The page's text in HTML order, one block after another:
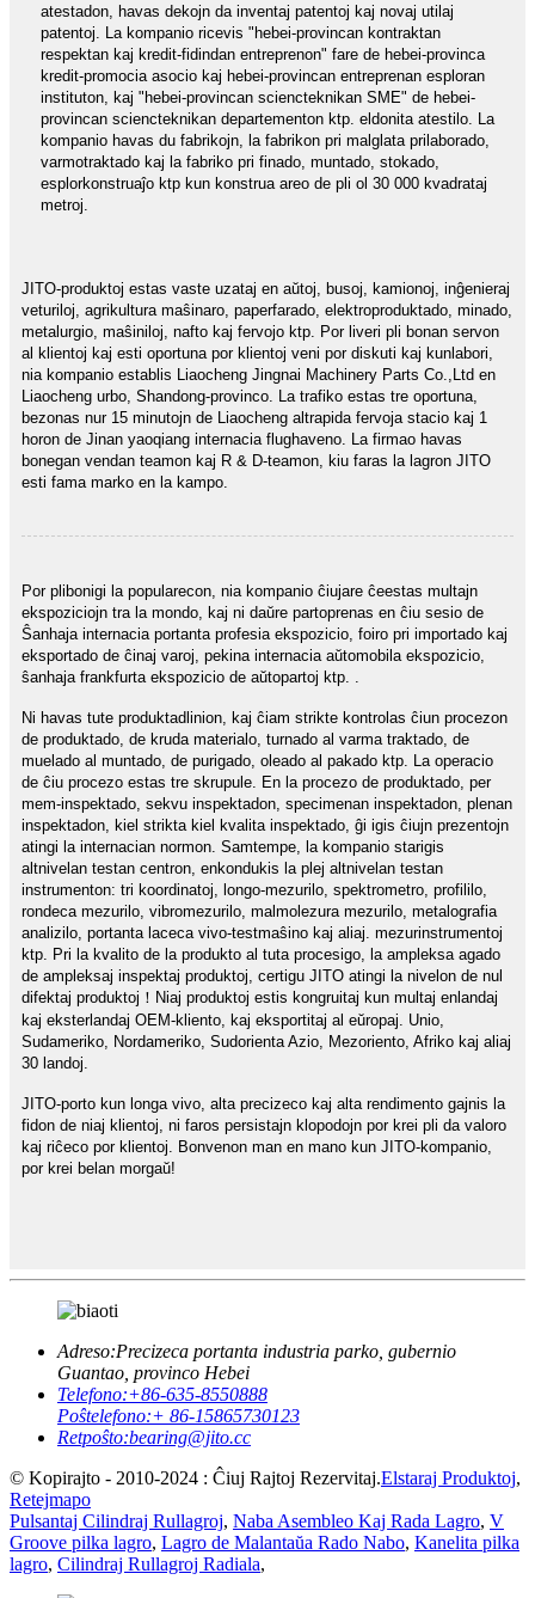
atestadon, havas dekojn da inventaj patentoj kaj novaj utilaj
patentoj. La kompanio ricevis "hebei-provincan kontraktan
respektan kaj kredit-fidindan entreprenon" fare de hebei-provinca
kredit-promocia asocio kaj hebei-provincan entreprenan esploran
instituton, kaj "hebei-provincan sciencteknikan SME" de hebei-
provincan sciencteknikan departementon ktp. eldonita atestilo. La
kompanio havas du fabrikojn, la fabrikon pri malglata prilaborado,
varmotraktado kaj la fabriko pri finado, muntado, stokado,
esplorkonstruaĵo ktp kun konstrua areo de pli ol 30 000 kvadrataj
metroj.
JITO-produktoj estas vaste uzataj en aŭtoj, busoj, kamionoj, inĝenieraj
veturiloj, agrikultura maŝinaro, paperfarado, elektroproduktado, minado,
metalurgio, maŝiniloj, nafto kaj fervojo ktp. Por liveri pli bonan servon
al klientoj kaj esti oportuna por klientoj veni por diskuti kaj kunlabori,
nia kompanio establis Liaocheng Jingnai Machinery Parts Co.,Ltd en
Liaocheng urbo, Shandong-provinco. La trafiko estas tre oportuna,
bezonas nur 15 minutojn de Liaocheng altrapida fervoja stacio kaj 1
horon de Jinan yaoqiang internacia flughaveno. La firmao havas
bonegan vendan teamon kaj R & D-teamon, kiu faras la lagron JITO
esti fama marko en la kampo.
Por plibonigi la popularecon, nia kompanio ĉiujare ĉeestas multajn
ekspoziciojn tra la mondo, kaj ni daŭre partoprenas en ĉiu sesio de
Ŝanhaja internacia portanta profesia ekspozicio, foiro pri importado kaj
eksportado de ĉinaj varoj, pekina internacia aŭtomobila ekspozicio,
ŝanhaja frankfurta ekspozicio de aŭtopartoj ktp. .
Ni havas tute produktadlinion, kaj ĉiam strikte kontrolas ĉiun procezon
de produktado, de kruda materialo, turnado al varma traktado, de
muelado al muntado, de purigado, oleado al pakado ktp. La operacio
de ĉiu procezo estas tre skrupule. En la procezo de produktado, per
mem-inspektado, sekvu inspektadon, specimenan inspektadon, plenan
inspektadon, kiel strikta kiel kvalita inspektado, ĝi igis ĉiujn prezentojn
atingi la internacian normon. Samtempe, la kompanio starigis
altnivelan testan centron, enkondukis la plej altnivelan testan
instrumenton: tri koordinatoj, longo-mezurilo, spektrometro, profililo,
rondeca mezurilo, vibromezurilo, malmolezura mezurilo, metalografia
analizilo, portanta laceca vivo-testmaŝino kaj aliaj. mezurinstrumentoj
ktp. Pri la kvalito de la produkto al tuta procesigo, la ampleksa agado
de ampleksaj inspektaj produktoj, certigu JITO atingi la nivelon de nul
difektaj produktoj！Niaj produktoj estis kongruitaj kun multaj enlandaj
kaj eksterlandaj OEM-kliento, kaj eksportitaj al eŭropaj. Unio,
Sudameriko, Nordameriko, Sudorienta Azio, Mezoriento, Afriko kaj aliaj
30 landoj.
JITO-porto kun longa vivo, alta precizeco kaj alta rendimento gajnis la
fidon de niaj klientoj, ni faros persistajn klopodojn por krei pli da valoro
kaj riĉeco por klientoj. Bonvenon man en mano kun JITO-kompanio,
por krei belan morgaŭ!
Adreso:Precizeca portanta industria parko, gubernio
Guantao, provinco Hebei
Telefono:+86-635-8550888
Poŝtelefono:+ 86-15865730123
Retpoŝto:bearing@jito.cc
© Kopirajto - 2010-2024 : Ĉiuj Rajtoj Rezervitaj.Elstaraj Produktoj,
Retejmapo
Pulsantaj Cilindraj Rullagroj, Naba Asembleo Kaj Rada Lagro, V
Groove pilka lagro, Lagro de Malantaŭa Rado Nabo, Kanelita pilka
lagro, Cilindraj Rullagroj Radiala,